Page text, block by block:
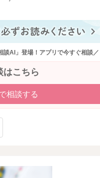
談AI」登場！アプリで今すぐ相談／
はこちら
相談する